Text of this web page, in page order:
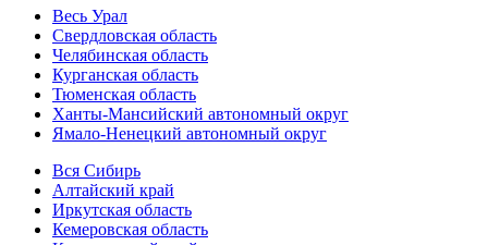
Весь Урал
Свердловская область
Челябинская область
Курганская область
Тюменская область
Ханты-Мансийский автономный округ
Ямало-Ненецкий автономный округ
Вся Сибирь
Алтайский край
Иркутская область
Кемеровская область